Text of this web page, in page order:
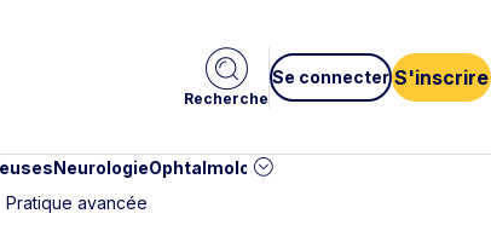
Recherche
Se connecter S'inscrire
NeurologieOphtalmologie
Pratique avancée